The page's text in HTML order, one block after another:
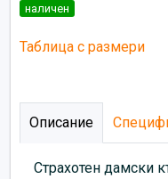
наличен
Таблица с размери
Описание
Страхотен дамски